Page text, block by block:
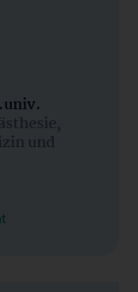
und